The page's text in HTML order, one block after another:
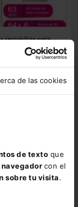
de las cookies
de texto que
navegador con el
sobre tu visita.
requisitos para
cambiado. A...